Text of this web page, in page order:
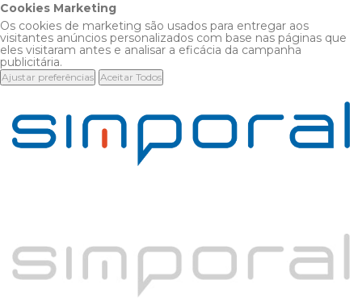
Cookies Marketing
Os cookies de marketing são usados para entregar aos
visitantes anúncios personalizados com base nas páginas que
eles visitaram antes e analisar a eficácia da campanha
publicitária.
Ajustar preferências Aceitar Todos